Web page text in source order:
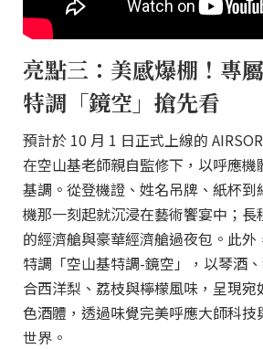
亮點三：美感爆棚！專
特調「鏡空」搶先看
預計於 10 月 1 日正式上線的
在空山基老師親自監修下，以呼應機
基調。從登機證、姓名吊牌、紙杯到
機那一刻起就沉浸在藝術饗宴中；長
的經濟艙與豪華經濟艙過夜包。此外
特調「空山基特調-鏡空」，以琴酒
合西洋梨、荔枝與檸檬風味，呈現宛
色酒體，透過味覺完美呼應大師科技
世界。